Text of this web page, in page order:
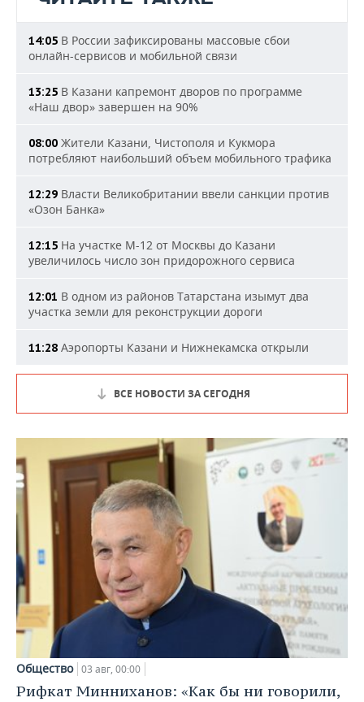
14:05 В России зафиксированы массовые сбои
онлайн-сервисов и мобильной связи
13:25 В Казани капремонт дворов по программе
«Наш двор» завершен на 90%
08:00 Жители Казани, Чистополя и Кукмора
потребляют наибольший объем мобильного трафика
12:29 Власти Великобритании ввели санкции против
«Озон Банка»
12:15 На участке М-12 от Москвы до Казани
увеличилось число зон придорожного сервиса
12:01 В одном из районов Татарстана изымут два
участка земли для реконструкции дороги
11:28 Аэропорты Казани и Нижнекамска открыли
ВСЕ НОВОСТИ ЗА СЕГОДНЯ
Общество 03 авг, 00:00
Рифкат Минниханов: «Как бы ни говорили,